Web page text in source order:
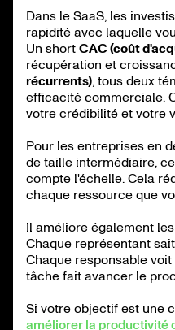
Dans le SaaS, les
rapidité avec laquelle
Un short CAC (coût
récupération et
récurrents), tous deux
efficacité commerciale.
votre crédibilité et votre
Pour les entreprises en
de taille intermédiaire,
compte l'échelle. Cela
chaque ressource que
Il améliore également
Chaque représentant
Chaque responsable
tâche fait avancer le
Si votre objectif est une
améliorer la productivité